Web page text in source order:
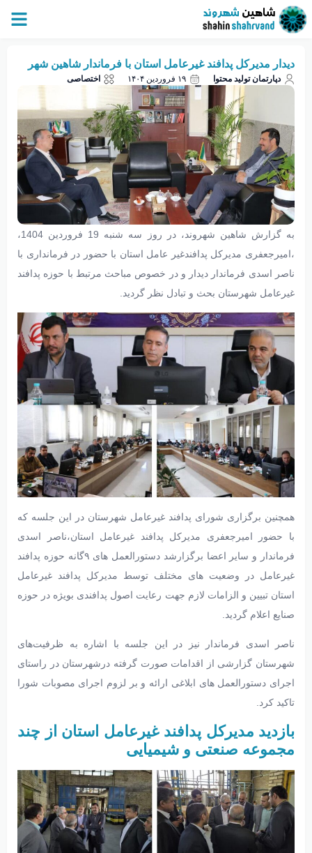
دیدار مدیرکل پدافند غیرعامل استان با فرماندار شاهین‌ شهر
دپارتمان تولید محتوا ۱۹ فروردین ۱۴۰۴ اختصاصی
به گزارش شاهین شهروند، در روز سه شنبه 19 فروردین 1404،
،امیرجعفری مدیرکل پدافندغیر عامل استان با حضور در فرمانداری با
ناصر اسدی فرماندار دیدار و در خصوص مباحث مرتبط با حوزه پدافند
غیرعامل شهرستان بحث و تبادل نظر گردید.
همچنین برگزاری شورای پدافند غیرعامل شهرستان در این جلسه که
با حضور امیرجعفری مدیرکل پدافند غیرعامل استان،ناصر اسدی
فرماندار و سایر اعضا برگزارشد دستورالعمل های ۹گانه حوزه پدافند
غیرعامل در وضعیت های مختلف توسط مدیرکل پدافند غیرعامل
استان تبیین و الزامات لازم جهت رعایت اصول پدافندی بویژه در حوزه
صنایع اعلام گردید.
ناصر اسدی فرماندار نیز در این جلسه با اشاره به ظرفیت‌های
شهرستان گزارشی از اقدامات صورت گرفته درشهرستان در راستای
اجرای دستورالعمل های ابلاغی ارائه و بر لزوم اجرای مصوبات شورا
تاکید کرد.
بازدید مدیرکل پدافند غیرعامل استان از چند
مجموعه صنعتی و شیمیایی